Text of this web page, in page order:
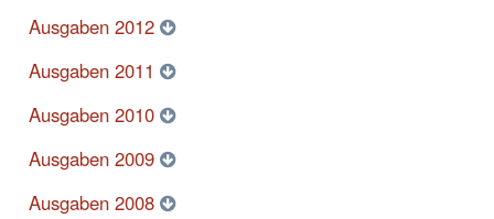
Ausgaben 2012
Ausgaben 2011
Ausgaben 2010
Ausgaben 2009
Ausgaben 2008